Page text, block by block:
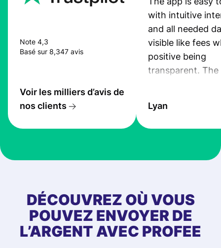
Note 4,3
Basé sur 8,347 avis
Voir les milliers d’avis de
nos clients
with intuitive
and all needed
visible like fees
positive being
transparent. The
the exchange
at Profee is very
first started
app, and they
quick to provide
and helpful
Lyan
DÉCOUVREZ OÙ VOUS
POUVEZ ENVOYER DE
L’ARGENT AVEC PROFEE